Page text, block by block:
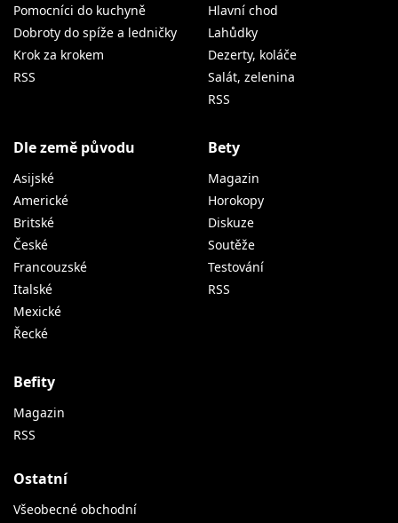
Pomocníci do kuchyně
Dobroty do spíže a ledničky
Krok za krokem
RSS
Hlavní chod
Lahůdky
Dezerty, koláče
Salát, zelenina
RSS
Dle země původu
Asijské
Americké
Britské
České
Francouzské
Italské
Mexické
Řecké
Bety
Magazin
Horokopy
Diskuze
Soutěže
Testování
RSS
Befity
Magazin
RSS
Ostatní
Všeobecné obchodní